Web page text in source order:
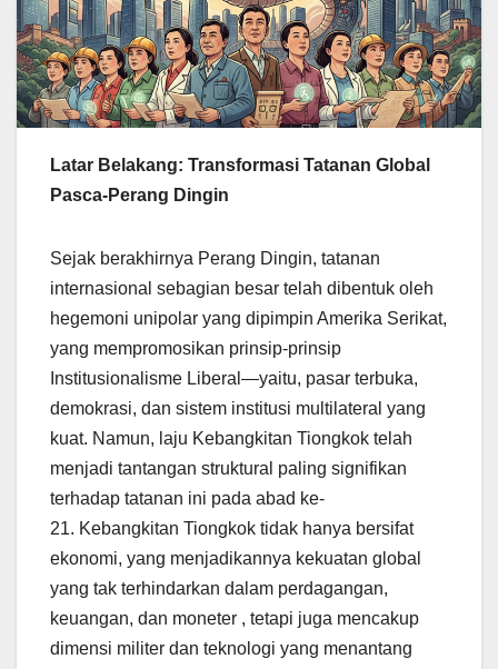
Latar Belakang: Transformasi Tatanan Global
Pasca-Perang Dingin
Sejak berakhirnya Perang Dingin, tatanan
internasional sebagian besar telah dibentuk oleh
hegemoni unipolar yang dipimpin Amerika Serikat,
yang mempromosikan prinsip-prinsip
Institusionalisme Liberal—yaitu, pasar terbuka,
demokrasi, dan sistem institusi multilateral yang
kuat. Namun, laju Kebangkitan Tiongkok telah
menjadi tantangan struktural paling signifikan
terhadap tatanan ini pada abad ke-
21. Kebangkitan Tiongkok tidak hanya bersifat
ekonomi, yang menjadikannya kekuatan global
yang tak terhindarkan dalam perdagangan,
keuangan, dan moneter , tetapi juga mencakup
dimensi militer dan teknologi yang menantang